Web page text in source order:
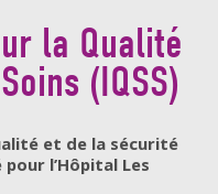
la Qualité
(IQSS)
et de la sécurité
l’Hôpital Les